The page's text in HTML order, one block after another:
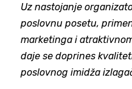
Uz nastojanje
poslovnu posetu,
marketinga i
daje se doprines
poslovnog imidža